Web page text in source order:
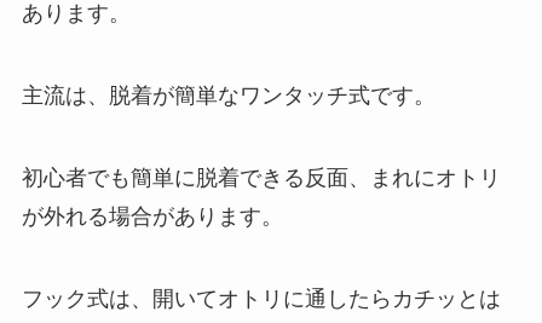
あります。
主流は、脱着が簡単なワンタッチ式です。
初心者でも簡単に脱着できる反面、まれにオトリ
が外れる場合があります。
フック式は、開いてオトリに通したらカチッとは